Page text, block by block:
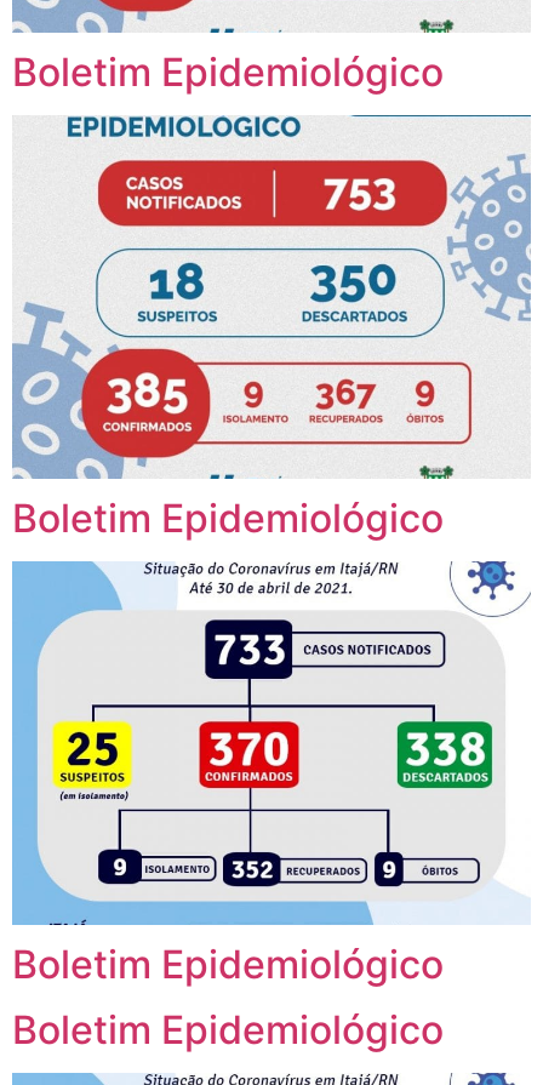
Boletim Epidemiológico
Boletim Epidemiológico
Boletim Epidemiológico
Boletim Epidemiológico